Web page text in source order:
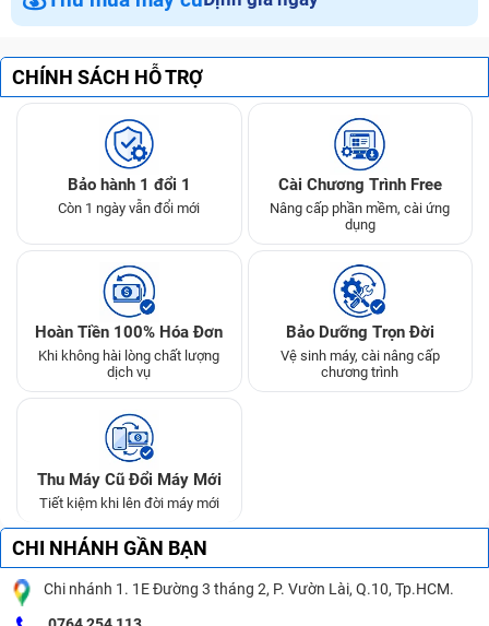
CHÍNH SÁCH HỖ TRỢ
Bảo hành 1 đổi 1
Còn 1 ngày vẫn đổi mới
Cài Chương Trình Free
Nâng cấp phần mềm, cài ứng
dụng
Hoàn Tiền 100% Hóa Đơn
Khi không hài lòng chất lượng
dịch vụ
Bảo Dưỡng Trọn Đời
Vệ sinh máy, cài nâng cấp
chương trình
Thu Máy Cũ Đổi Máy Mới
Tiết kiệm khi lên đời máy mới
CHI NHÁNH GẦN BẠN
Chi nhánh 1. 1E Đường 3 tháng 2, P. Vườn Lài, Q.10, Tp.HCM.